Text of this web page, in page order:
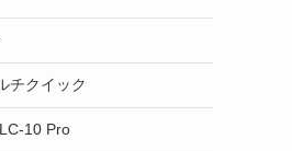
チクイック
10 Pro